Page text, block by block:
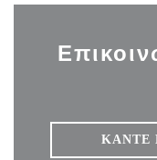
ΚΆΝΤΕ